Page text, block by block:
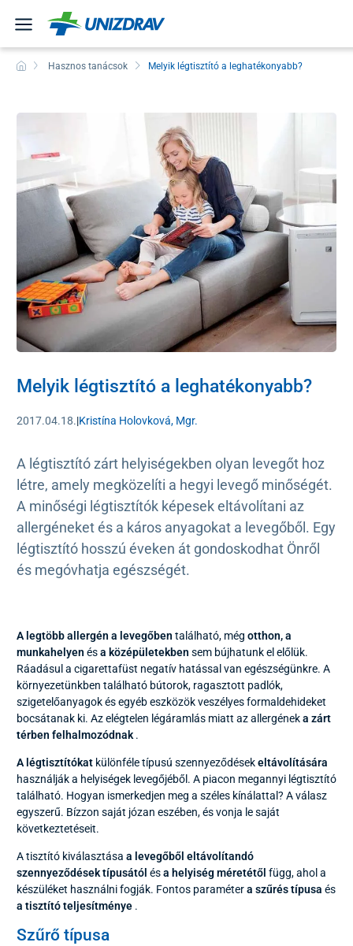
Hasznos tanácsok Melyik légtisztító a leghatékonyabb?
Melyik légtisztító a leghatékonyabb?
2017.04.18.|Kristína Holovková, Mgr.
A légtisztító zárt helyiségekben olyan levegőt hoz
létre, amely megközelíti a hegyi levegő minőségét.
A minőségi légtisztítók képesek eltávolítani az
allergéneket és a káros anyagokat a levegőből. Egy
légtisztító hosszú éveken át gondoskodhat Önről
és megóvhatja egészségét.
A legtöbb allergén a levegőben található, még otthon, a
munkahelyen ésa középületekben sem bújhatunk el előlük.
Ráadásul a cigarettafüst negatív hatással van egészségünkre. A
környezetünkben található bútorok, ragasztott padlók,
szigetelőanyagok és egyéb eszközök veszélyes formaldehideket
bocsátanak ki. Az elégtelen légáramlás miatt az allergéneka zárt
térben felhalmozódnak.
A légtisztítókat különféle típusú szennyeződésekeltávolítására
használják a helyiségek levegőjéből. A piacon megannyi légtisztító
található. Hogyan ismerkedjen meg a széles kínálattal? A válasz
egyszerű. Bízzon saját józan eszében, és vonja le saját
következtetéseit.
A tisztító kiválasztása a levegőből eltávolítandó
szennyeződések típusától ésa helyiség méretétől függ, ahol a
készüléket használni fogják. Fontos paramétera szűrés típusa és
a tisztító teljesítménye .
Szűrő típusa